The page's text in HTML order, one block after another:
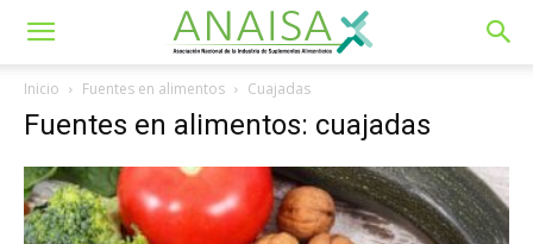
Inicio Fuentes en alimentos Cuajadas
Fuentes en alimentos: cuajadas